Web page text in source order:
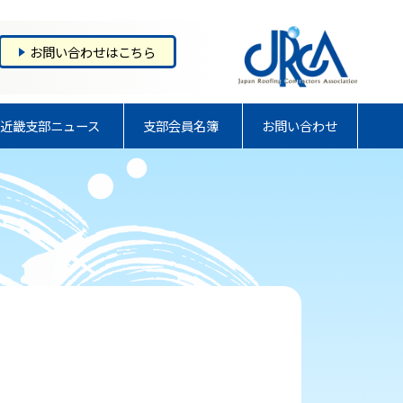
お問い合わせはこちら
近畿支部ニュース 支部会員名簿 お問い合わせ